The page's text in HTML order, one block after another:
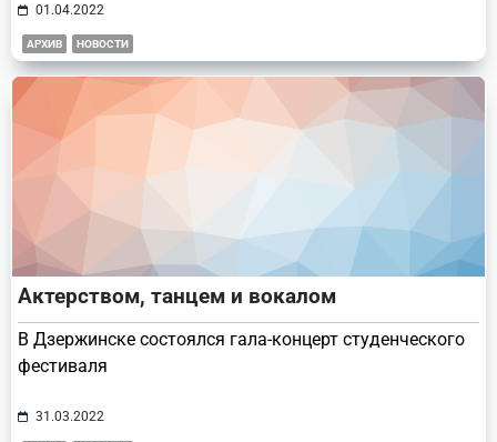
01.04.2022
АРХИВ НОВОСТИ
Актерством, танцем и вокалом
В Дзержинске состоялся гала-концерт студенческого
фестиваля
31.03.2022